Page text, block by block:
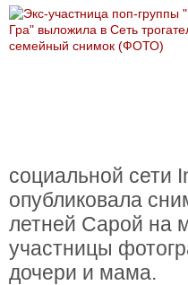
социальной сети
опубликовала
летней Сарой на
участницы
дочери и мама.